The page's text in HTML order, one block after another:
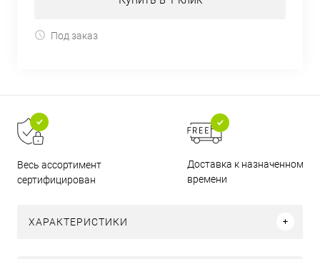
Под заказ
Весь ассортимент
сертифицирован
Доставка к назначенному
времени
ХАРАКТЕРИСТИКИ